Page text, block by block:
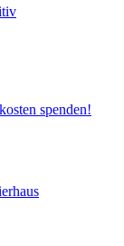
spenden!